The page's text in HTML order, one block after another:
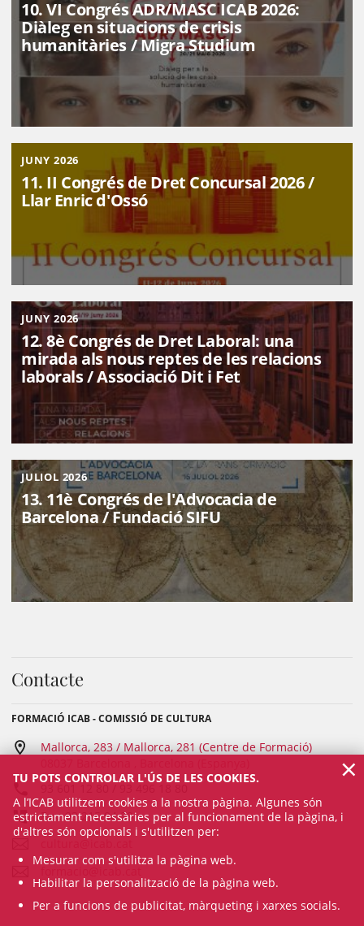
10. VI Congrés ADR/MASC ICAB 2026:
Diàleg en situacions de crisis
humanitàries / Migra Studium
JUNY 2026
11. II Congrés de Dret Concursal 2026 /
Llar Enric d'Ossó
JUNY 2026
12. 8è Congrés de Dret Laboral: una
mirada als nous reptes de les relacions
laborals / Associació Dit i Fet
JULIOL 2026
13. 11è Congrés de l'Advocacia de
Barcelona / Fundació SIFU
Contacte
FORMACIÓ ICAB - COMISSIÓ DE CULTURA
Mallorca, 283 / Mallorca, 281 (Centre de Formació)
Fax: 93 215 04 29
TU POTS CONTROLAR L'ÚS DE LES COOKIES.
A l’ICAB utilitzem cookies a la nostra pàgina. Algunes són
estrictament necessàries per al funcionament de la pàgina, i
d'altres són opcionals i s'utilitzen per:
Mesurar com s'utilitza la pàgina web.
Habilitar la personalització de la pàgina web.
Per a funcions de publicitat, màrqueting i xarxes socials.
×